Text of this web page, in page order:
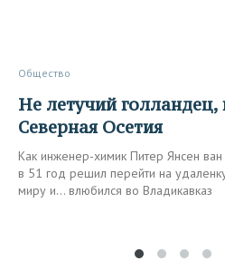
Общество
Не летучий голландец, или Дом там, где
Северная Осетия
Как инженер-химик Питер Янсен
в 51 год решил перейти на
миру и… влюбился во Владикавказ